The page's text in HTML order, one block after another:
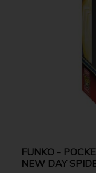
FUNKO -
NEW DAY